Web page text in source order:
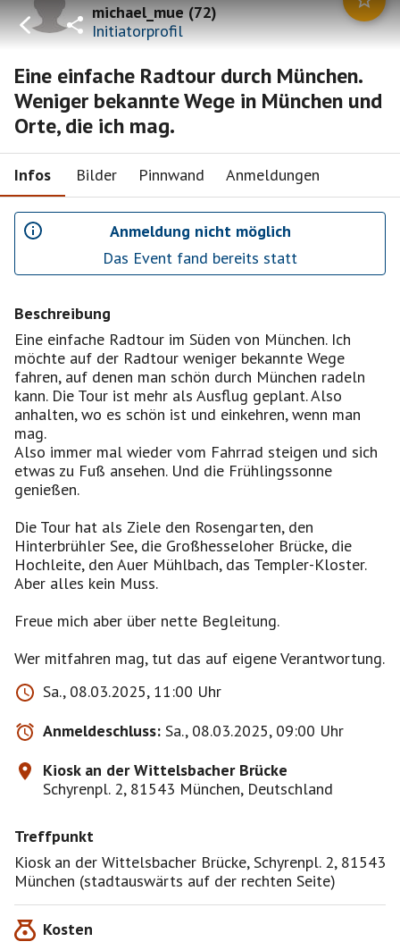
michael_mue(72)
Initiatorprofil
Eine einfache Radtour durch München.
Weniger bekannte Wege in München und
Orte, die ich mag.
Infos Bilder Pinnwand Anmeldungen
Anmeldung nicht möglich
Das Event fand bereits statt
Beschreibung
Eine einfache Radtour im Süden von München. Ich
möchte auf der Radtour weniger bekannte Wege
fahren, auf denen man schön durch München radeln
kann. Die Tour ist mehr als Ausflug geplant. Also
anhalten, wo es schön ist und einkehren, wenn man
mag.
Also immer mal wieder vom Fahrrad steigen und sich
etwas zu Fuß ansehen. Und die Frühlingssonne
genießen.
Die Tour hat als Ziele den Rosengarten, den
Hinterbrühler See, die Großhesseloher Brücke, die
Hochleite, den Auer Mühlbach, das Templer-Kloster.
Aber alles kein Muss.
Freue mich aber über nette Begleitung.
Wer mitfahren mag, tut das auf eigene Verantwortung.
Sa., 08.03.2025, 11:00 Uhr
Anmeldeschluss: Sa., 08.03.2025, 09:00 Uhr
Kiosk an der Wittelsbacher Brücke
Schyrenpl. 2, 81543 München, Deutschland
Treffpunkt
Kiosk an der Wittelsbacher Brücke, Schyrenpl. 2, 81543
München (stadtauswärts auf der rechten Seite)
Kosten